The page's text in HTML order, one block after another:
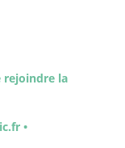
rejoindre la
•